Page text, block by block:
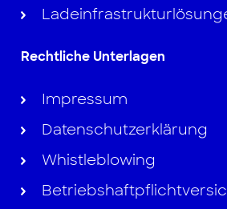
Rechtliche Unterlagen
Impressum
Datenschutzerklärung
Whistleblowing